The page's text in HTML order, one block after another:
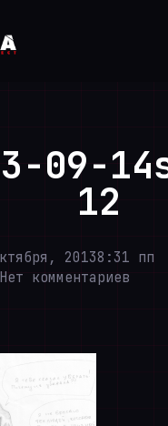
09-
12
20138:31 пп
Нет комментариев